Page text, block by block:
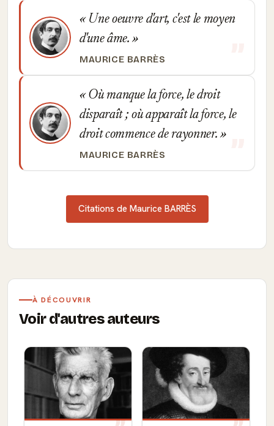
Une oeuvre d'art, c'est le moyen
d'une âme.
MAURICE BARRÈS
Où manque la force, le droit
disparaît ; où apparaît la force, le
droit commence de rayonner.
MAURICE BARRÈS
Citations de Maurice BARRÈS
À DÉCOUVRIR
Voir d'autres auteurs